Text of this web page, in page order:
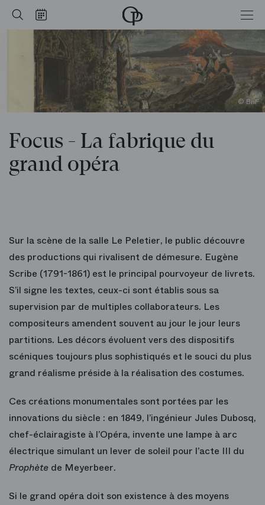
Rechercher
Calendrier Accueil
-
Opéra
national
de
Paris
© BnF
Focus - La fabrique du
grand opéra
Focus - La fabrique du grand opéra
Sur la scène de la salle Le Peletier, le public découvre
des productions qui rivalisent de démesure. Eugène
Scribe (1791-1861) est le principal pourvoyeur de livrets.
S’il signe les textes, ceux-ci sont établis sous sa
supervision par de multiples collaborateurs. Les
compositeurs amendent souvent au jour le jour leurs
partitions. Les décors évoluent vers des dispositifs
scéniques toujours plus sophistiqués et le souci du plus
grand réalisme préside à la réalisation des costumes.
Ces créations monumentales sont portées par les
innovations du siècle : en 1849, l’ingénieur Jules Dubosq,
chef-éclairagiste à l’Opéra, invente une lampe à arc
électrique simulant un lever de soleil pour l’acte III du
Prophète de Meyerbeer.
Si le grand opéra doit son existence à des moyens